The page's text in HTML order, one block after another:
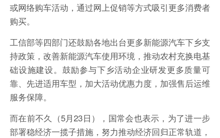
联网＋、快消
或网络购车活动，通过网上促销等方式吸引更多消费者
购买。
工信部等四部门还鼓励各地出台更多新能源汽车下乡支
持政策，改善新能源汽车使用环境，推动农村充换电基
础设施建设。鼓励参与下乡活动企业研发更多质量可
靠、先进适用车型，加大活动优惠力度，加强售后运维
服务保障。
而在前不久（5月23日），国常会也表示，为了进一步
部署稳经济一揽子措施，努力推动经济回归正常轨道，